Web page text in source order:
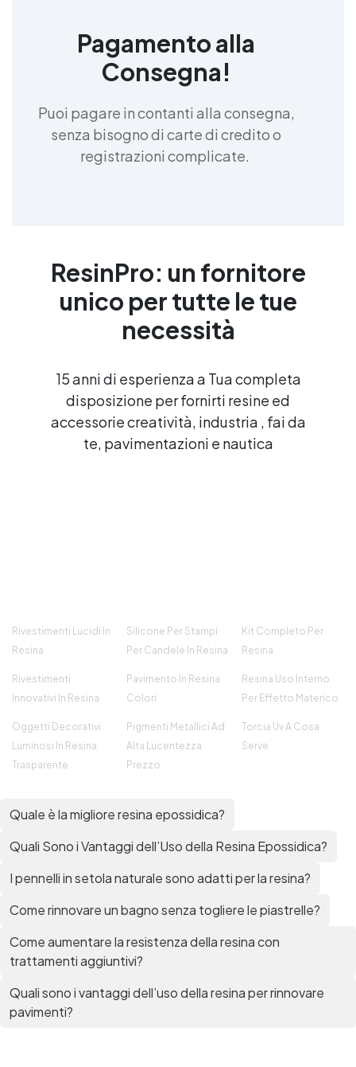
Pagamento alla
Consegna!
Puoi pagare in contanti alla consegna,
senza bisogno di carte di credito o
registrazioni complicate.
ResinPro: un fornitore
unico per tutte le tue
necessità
15 anni di esperienza a Tua completa
disposizione per fornirti resine ed
accessorie creatività, industria , fai da
te, pavimentazioni e nautica
Rivestimenti Lucidi In
Resina
Silicone Per Stampi
Per Candele In Resina
Kit Completo Per
Resina
Rivestimenti
Innovativi In Resina
Pavimento In Resina
Colori
Resina Uso Interno
Per Effetto Materico
Oggetti Decorativi
Luminosi In Resina
Trasparente
Pigmenti Metallici Ad
Alta Lucentezza
Prezzo
Torcia Uv A Cosa
Serve
Quale è la migliore resina epossidica?
Quali Sono i Vantaggi dell’Uso della Resina Epossidica?
I pennelli in setola naturale sono adatti per la resina?
Come rinnovare un bagno senza togliere le piastrelle?
Come aumentare la resistenza della resina con
trattamenti aggiuntivi?
Quali sono i vantaggi dell’uso della resina per rinnovare
pavimenti?